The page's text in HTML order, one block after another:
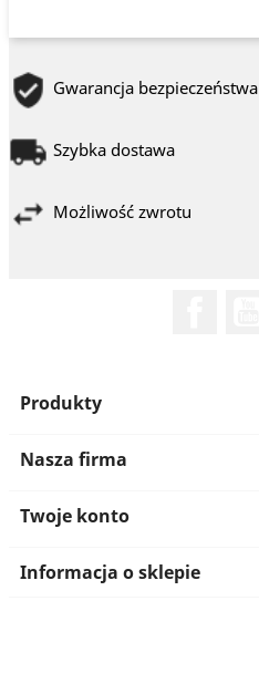
Gwarancja bezpieczeństwa
Szybka dostawa
Możliwość zwrotu
Produkty
Nasza firma
Twoje konto
Informacja o sklepie